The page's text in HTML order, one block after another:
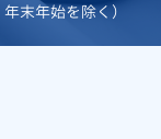
末年始を除く）